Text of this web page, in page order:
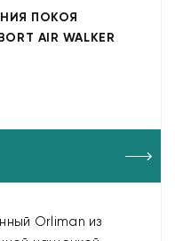
ПОКОЯ
AIR WALKER